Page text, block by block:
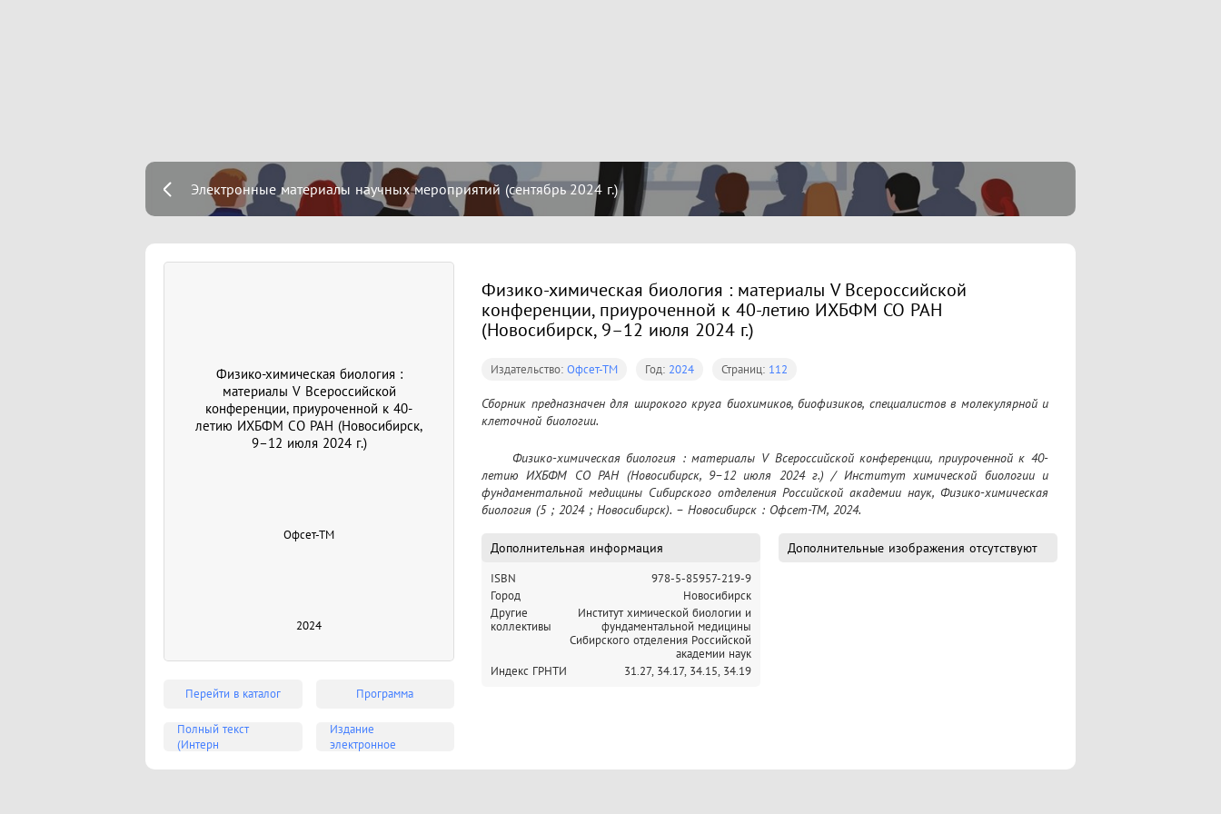
Электронные материалы научных мероприятий (сентябрь 2024 г.)
Физико-химическая биология :
материалы V Всероссийской
конференции, приуроченной к 40-
летию ИХБФМ СО РАН (Новосибирск,
9–12 июля 2024 г.)
Офсет-ТМ
2024
Перейти в каталог Программа
Полный текст
(Интерн
Издание
электронное
Физико-химическая биология : материалы V Всероссийской
конференции, приуроченной к 40-летию ИХБФМ СО РАН
(Новосибирск, 9–12 июля 2024 г.)
Издательство: Офсет-ТМ Год: 2024 Страниц: 112
Сборник предназначен для широкого круга биохимиков, биофизиков, специалистов в молекулярной и
клеточной биологии.
летию ИХБФМ СО РАН (Новосибирск, 9–12 июля 2024 г.) / Институт химической биологии и
фундаментальной медицины Сибирского отделения Российской академии наук, Физико-химическая
биология (5 ; 2024 ; Новосибирск). – Новосибирск : Офсет-ТМ, 2024.
Дополнительная информация
ISBN
978-5-85957-219-9
Город
Новосибирск
Другие
коллективы
Институт химической биологии и
фундаментальной медицины
Сибирского отделения Российской
академии наук
Индекс ГРНТИ
31.27, 34.17, 34.15, 34.19
Дополнительные изображения отсутствуют